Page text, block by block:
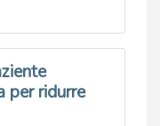
per ridurre